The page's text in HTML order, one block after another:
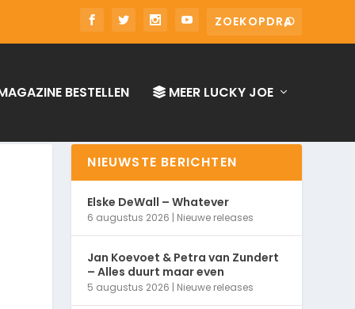
BESTELLEN MEER LUCKY JOE
NIEUWSTE BERICHTEN
Elske DeWall – Whatever
6 augustus 2026 | Nieuwe releases
Jan Koevoet & Petra van Zundert
– Alles duurt maar even
5 augustus 2026 | Nieuwe releases